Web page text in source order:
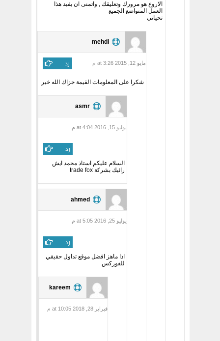
الاروع هو مرورك وتعليقك , واتمنى ان يفيد هذا
العمل المتواضع الجميع
تحياتي
mehdi
مايو 12, 2015 at 3:26 م رد
شكرا على المعلومات القيمة جزاك الله خير
asmr
يوليو 15, 2016 at 4:04 م
رد
السلام عليكم استاذ محمد ايش
رائيك بشركة trade fox
ahmed
يوليو 25, 2016 at 5:05 م
رد
اذا ماهز افضل موقع تداول حقيقي
للفوركس
kareem
فبراير 28, 2018 at 10:05 م